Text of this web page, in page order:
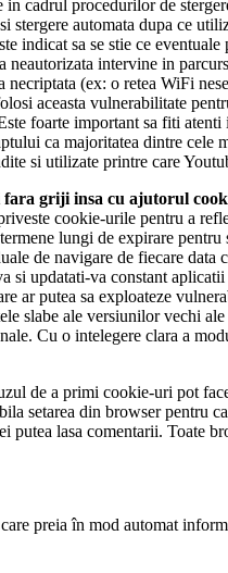
cadrul procedurilor de
stergere automata dupa ce
indicat sa se stie ce
neautorizata intervine in
necriptata (ex: o retea WiFi
aceasta vulnerabilitate
foarte important sa fiti
ca majoritatea dintre cele
si utilizate printre care
fara griji insa cu ajutorul
cookie-urile pentru a
lungi de expirare
de navigare de fiecare
si updatati-va constant
ar putea sa exploateze
slabe ale versiunilor vechi
Cu o intelegere clara a
de a primi cookie-uri pot
setarea din browser pentru
lasa comentarii. Toate
preia în mod automat